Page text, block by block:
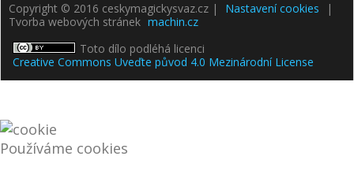
Copyright © 2016 ceskymagickysvaz.cz | Nastavení cookies
|
Tvorba webových stránek machin.cz
Toto dílo podléhá licenci
Creative Commons Uveďte původ 4.0 Mezinárodní License
Používáme cookies